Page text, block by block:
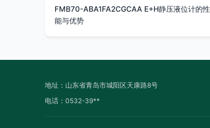
FMB70-ABA1FA2CGCAA E+H静压液位计的性
能与优势
地址：山东省青岛市城阳区天康路8号
电话：0532-39**